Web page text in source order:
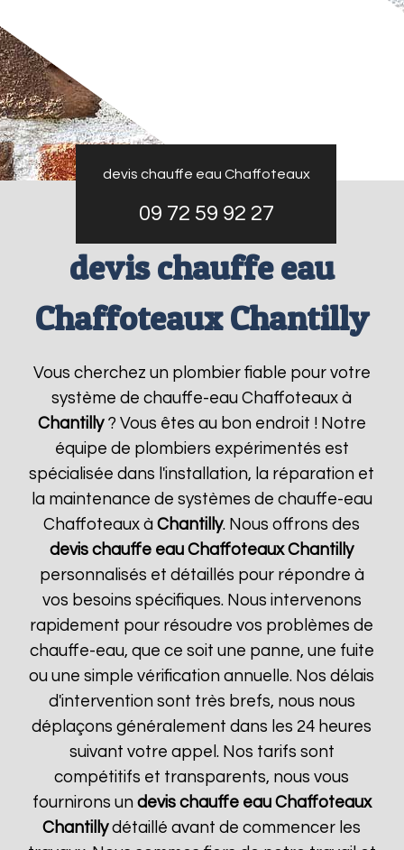
devis chauffe eau Chaffoteaux
09 72 59 92 27
devis chauffe eau
Chaffoteaux Chantilly
Vous cherchez un plombier fiable pour votre
système de chauffe-eau Chaffoteaux à
Chantilly? Vous êtes au bon endroit ! Notre
équipe de plombiers expérimentés est
spécialisée dans l'installation, la réparation et
la maintenance de systèmes de chauffe-eau
Chaffoteaux àChantilly. Nous offrons des
devis chauffe eau Chaffoteaux Chantilly
personnalisés et détaillés pour répondre à
vos besoins spécifiques. Nous intervenons
rapidement pour résoudre vos problèmes de
chauffe-eau, que ce soit une panne, une fuite
ou une simple vérification annuelle. Nos délais
d'intervention sont très brefs, nous nous
déplaçons généralement dans les 24 heures
suivant votre appel. Nos tarifs sont
compétitifs et transparents, nous vous
fournirons un devis chauffe eau Chaffoteaux
Chantillydétaillé avant de commencer les